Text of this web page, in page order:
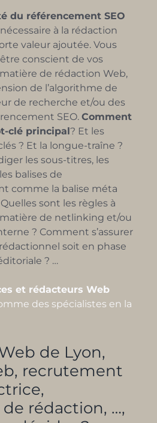
du référencement SEO
à la rédaction
valeur ajoutée. Vous
conscient de vos
de rédaction Web,
de l’algorithme de
de recherche et/ou des
SEO. Comment
clé principal ? Et les
? Et la longue-traîne ?
les sous-titres, les
balises de
comme la balise méta
sont les règles à
de netlinking et/ou
? Comment s’assurer
soit en phase
? …
et rédacteurs Web
des spécialistes en la
de Lyon,
recrutement
rédaction, …,